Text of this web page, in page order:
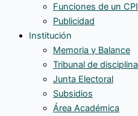
Funciones de un CPI
Publicidad
Institución
Memoria y Balance
Tribunal de disciplina
Junta Electoral
Subsidios
Área Académica